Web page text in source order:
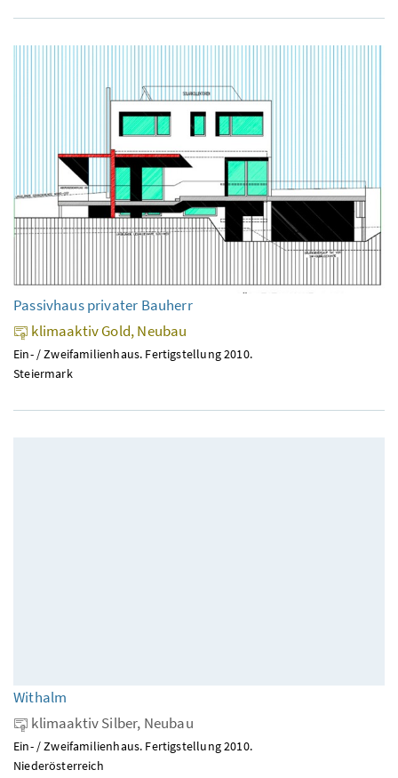
Passivhaus privater Bauherr
klimaaktiv Gold, Neubau
Ein- / Zweifamilienhaus. Fertigstellung 2010.
Steiermark
Withalm
klimaaktiv Silber, Neubau
Ein- / Zweifamilienhaus. Fertigstellung 2010.
Niederösterreich